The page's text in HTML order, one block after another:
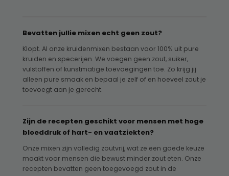
Bevatten jullie mixen echt geen zout?
Klopt. Al onze kruidenmixen bestaan voor 100% uit pure
kruiden en specerijen. We voegen geen zout, suiker,
vulstoffen of kunstmatige toevoegingen toe. Zo krijg jij
alleen pure smaak en bepaal je zelf of en hoeveel zout je
toevoegt aan je gerecht.
Zijn de recepten geschikt voor mensen met hoge
bloeddruk of hart- en vaatziekten?
Onze mixen zijn volledig zoutvrij, wat ze een goede keuze
maakt voor mensen die bewust minder zout eten. Onze
recepten bevatten geen toegevoegd zout in de